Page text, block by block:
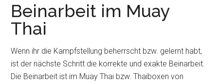
Beinarbeit im Muay
Thai
Wenn ihr die Kampfstellung beherrscht bzw. gelernt habt,
ist der nächste Schritt die korrekte und exakte Beinarbeit.
Die Beinarbeit ist im Muay Thai bzw. Thaiboxen von